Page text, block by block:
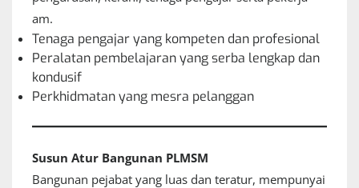
am.
Tenaga pengajar yang kompeten dan profesional
Peralatan pembelajaran yang serba lengkap dan
kondusif
Perkhidmatan yang mesra pelanggan
Susun Atur Bangunan PLMSM
Bangunan pejabat yang luas dan teratur, mempunyai